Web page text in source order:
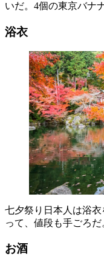
いだ。4個の東京バナ
浴衣
七夕祭り日本人は浴
って、値段も手ごろだ
お酒